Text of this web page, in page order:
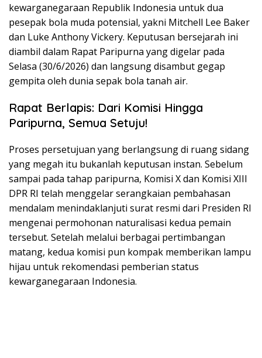
kewarganegaraan Republik Indonesia untuk dua
pesepak bola muda potensial, yakni Mitchell Lee Baker
dan Luke Anthony Vickery. Keputusan bersejarah ini
diambil dalam Rapat Paripurna yang digelar pada
Selasa (30/6/2026) dan langsung disambut gegap
gempita oleh dunia sepak bola tanah air.
Rapat Berlapis: Dari Komisi Hingga
Paripurna, Semua Setuju!
Proses persetujuan yang berlangsung di ruang sidang
yang megah itu bukanlah keputusan instan. Sebelum
sampai pada tahap paripurna, Komisi X dan Komisi XIII
DPR RI telah menggelar serangkaian pembahasan
mendalam menindaklanjuti surat resmi dari Presiden RI
mengenai permohonan naturalisasi kedua pemain
tersebut. Setelah melalui berbagai pertimbangan
matang, kedua komisi pun kompak memberikan lampu
hijau untuk rekomendasi pemberian status
kewarganegaraan Indonesia.